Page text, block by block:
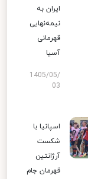
ایران به
نیمه‌نهایی
قهرمانی
آسیا
1405/05/
03
اسپانیا با
شکست
آرژانتین
قهرمان جام